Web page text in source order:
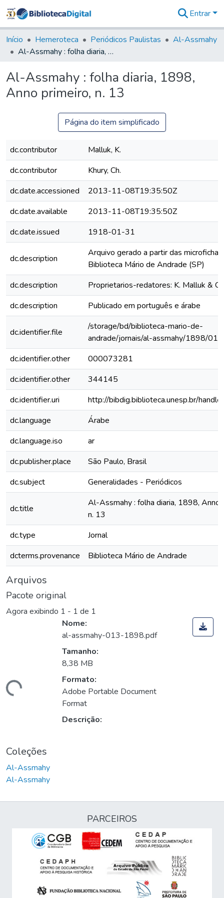
&
Coleções
Tudo na
Digital
Estatísticas
Entrar
Início Hemeroteca Periódicos Paulistas
Al-Assmahy
Al-Assmahy : folha diaria, 1898, Anno primeiro, n. 13
Al-Assmahy : folha diaria, 1898,
Anno primeiro, n. 13
Página do item simplificado
dc.contributor
Malluk, K.
dc.contributor
Khury, Ch.
dc.date.accessioned
2013-11-08T19:35:50Z
dc.date.available
2013-11-08T19:35:50Z
dc.date.issued
1918-01-31
dc.description
Arquivo gerado a partir das
Biblioteca Mário de Andrade (SP)
dc.description
Proprietarios-redatores: K. Malluk &
dc.description
Publicado em português e árabe
dc.identifier.file
/storage/bd/biblioteca-mario-de-
andrade/jornais/al-assmahy/1898/013
dc.identifier.other
000073281
dc.identifier.other
344145
dc.identifier.uri
http://bibdig.biblioteca.unesp.br/
dc.language
Árabe
dc.language.iso
ar
dc.publisher.place
São Paulo, Brasil
dc.subject
Generalidades - Periódicos
dc.title
Al-Assmahy : folha diaria, 1898, Anno
n. 13
dc.type
Jornal
dcterms.provenance
Biblioteca Mário de Andrade
Arquivos
Pacote original
Agora exibindo 1 - 1 de 1
Nome:
al-assmahy-013-1898.pdf
Tamanho:
8,38 MB
Formato:
Adobe Portable Document
Format
Descrição:
Coleções
Al-Assmahy
Al-Assmahy
PARCEIROS